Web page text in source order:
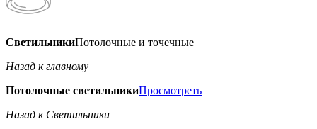
СветильникиПотолочные и точечные
Назад к главному
Потолочные светильникиПросмотреть
Назад к Светильники